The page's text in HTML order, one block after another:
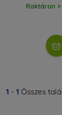
Raktáron
1 - 1 Összes